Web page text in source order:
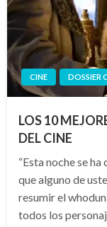
CINE DOSSIER
LOS 10
DEL CINE
“Esta noche se
que alguno de
resumir el
todos los